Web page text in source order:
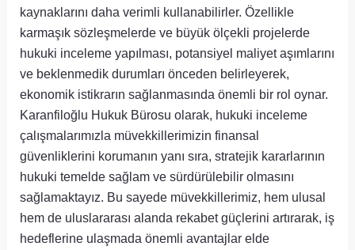
kaynaklarını daha verimli kullanabilirler. Özellikle
karmaşık sözleşmelerde ve büyük ölçekli projelerde
hukuki inceleme yapılması, potansiyel maliyet aşımlarını
ve beklenmedik durumları önceden belirleyerek,
ekonomik istikrarın sağlanmasında önemli bir rol oynar.
Karanfiloğlu Hukuk Bürosu olarak, hukuki inceleme
çalışmalarımızla müvekkillerimizin finansal
güvenliklerini korumanın yanı sıra, stratejik kararlarının
hukuki temelde sağlam ve sürdürülebilir olmasını
sağlamaktayız. Bu sayede müvekkillerimiz, hem ulusal
hem de uluslararası alanda rekabet güçlerini artırarak, iş
hedeflerine ulaşmada önemli avantajlar elde